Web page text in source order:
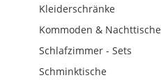
Kleiderschränke
Kommoden & Nachttische
Schlafzimmer - Sets
Schminktische